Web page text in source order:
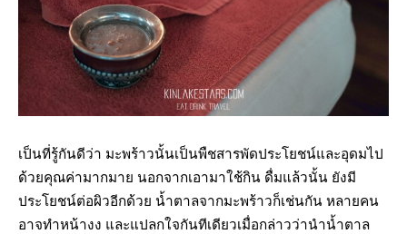
เป็นที่รู้กันดีว่า มะพร้าวนั้นเป็นพืชสารพัดประโยชน์และอุดมไป
ด้วยคุณค่ามากมาย นอกจากเอามาใช้กิน ดื่มแล้วนั้น ยังมี
ประโยชน์ต่อผิวอีกด้วย น้ำตาลจากมะพร้าวก็เช่นกัน หลายคน
อาจทำหน้างง และแปลกใจกันทีเดียวเมื่อกล่าวว่านำน้ำตาล